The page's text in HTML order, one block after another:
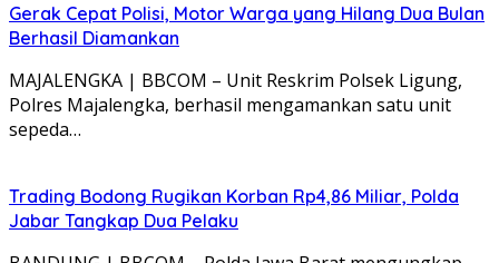
Gerak Cepat Polisi, Motor Warga yang Hilang Dua Bulan
Berhasil Diamankan
MAJALENGKA | BBCOM – Unit Reskrim Polsek Ligung,
Polres Majalengka, berhasil mengamankan satu unit
sepeda…
Trading Bodong Rugikan Korban Rp4,86 Miliar, Polda
Jabar Tangkap Dua Pelaku